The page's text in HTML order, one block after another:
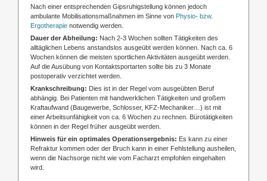
Nach einer entsprechenden Gipsruhigstellung können jedoch
ambulante Mobilisationsmaßnahmen im Sinne von Physio- bzw.
Ergotherapie notwendig werden.
Dauer der Abheilung: Nach 2-3 Wochen sollten Tätigkeiten des
alltäglichen Lebens anstandslos ausgeübt werden können. Nach ca. 6
Wochen können die meisten sportlichen Aktivitäten ausgeübt werden.
Auf die Ausübung von Kontaktsportarten sollte bis zu 3 Monate
postoperativ verzichtet werden.
Krankschreibung: Dies ist in der Regel vom ausgeübten Beruf
abhängig. Bei Patienten mit handwerklichen Tätigkeiten und großem
Kraftaufwand (Baugewerbe, Schlosser, KFZ-Mechaniker…) ist mit
einer Arbeitsunfähigkeit von ca. 6 Wochen zu rechnen. Bürotätigkeiten
können in der Regel früher ausgeübt werden.
Hinweis für ein optimales Operationsergebnis: Es kann zu einer
Refraktur kommen oder der Bruch kann in einer Fehlstellung ausheilen,
wenn die Nachsorge nicht wie vom Facharzt empfohlen eingehalten
wird.